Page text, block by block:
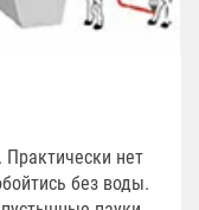
нет
без воды.